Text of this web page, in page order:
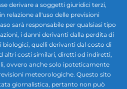
derivare a soggetti giuridici terzi,
relazione all'uso delle previsioni
sarà responsabile per qualsiasi tipo
i danni derivanti dalla perdita di
quelli derivanti dal costo di
altri costi similari, diretti od indiretti,
ovvero anche solo ipoteticamente
meteorologiche. Questo sito
giornalistica, pertanto non può